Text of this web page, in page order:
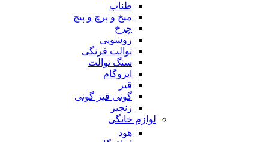
طناب
میخ و پرچ و پیچ
چرخ
روشویی
توالت فرنگی
سنگ توالت
ایزوگام
قیر
گونی قیر گونی
زنجیر
لوازم خانگی
هود